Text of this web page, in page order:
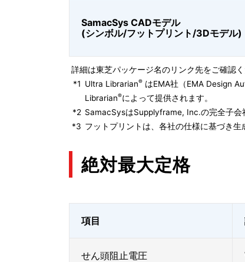
SamacSys CADモデル
(シンボル/フットプリント/3Dモデル)
詳細は東芝パッケージ名のリンク先をご確認く
*1 Ultra Librarian® はEMA社（EMA Design
Librarian®によって提供されます。
*2 SamacSysはSupplyframe, Inc.の完全子会
*3 フットプリントは、各社の仕様に基づき
絶対最大定格
項目
せん頭阻止電圧